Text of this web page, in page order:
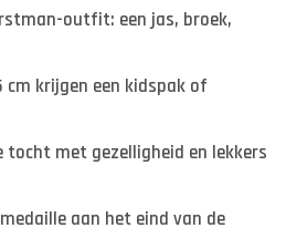
outfit: een jas, broek,
cm krijgen een kidspak of
met gezelligheid en lekkers
aan het eind van de